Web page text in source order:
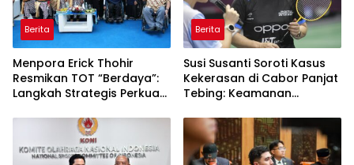
Berita
Menpora Erick Thohir
Resmikan TOT “Berdaya”:
Langkah Strategis Perkuat
Berita
Susi Susanti Soroti Kasus
Kekerasan di Cabor Panjat
Tebing: Keamanan
Mutlak